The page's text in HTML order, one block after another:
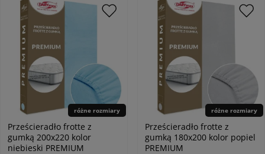
różne rozmiary
Prześcieradło frotte z
gumką 200x220 kolor
niebieski PREMIUM
różne rozmiary
Prześcieradło frotte z
gumką 180x200 kolor popiel
PREMIUM